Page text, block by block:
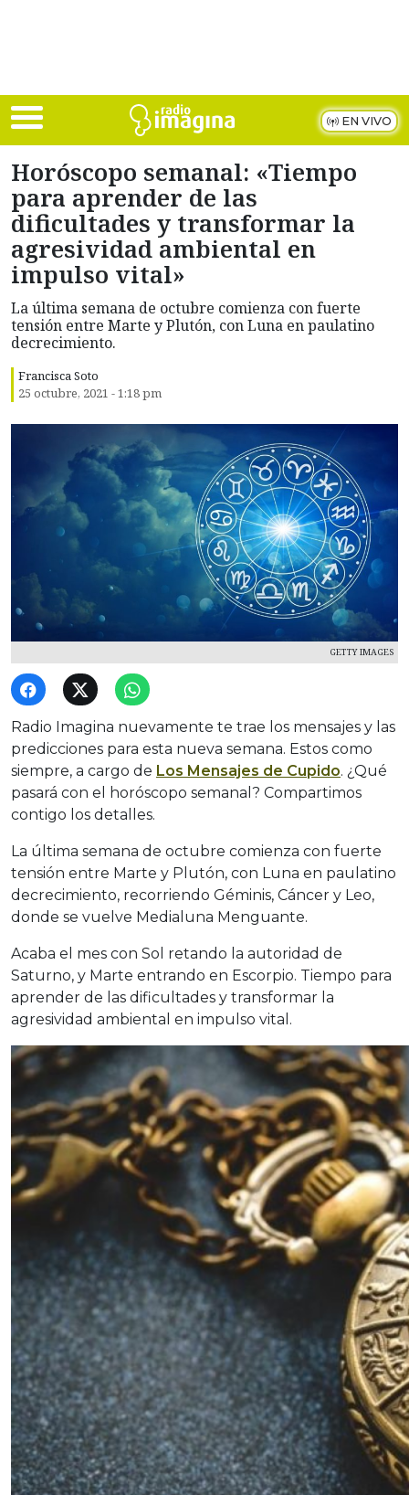
EN VIVO
Horóscopo semanal: «Tiempo
para aprender de las
dificultades y transformar la
agresividad ambiental en
impulso vital»
La última semana de octubre comienza con fuerte
tensión entre Marte y Plutón, con Luna en paulatino
decrecimiento.
Francisca Soto
25 octubre, 2021 - 1:18 pm
GETTY IMAGES
Radio Imagina nuevamente te trae los mensajes y las
predicciones para esta nueva semana. Estos como
siempre, a cargo de Los Mensajes de Cupido. ¿Qué
pasará con el horóscopo semanal? Compartimos
contigo los detalles.
La última semana de octubre comienza con fuerte
tensión entre Marte y Plutón, con Luna en paulatino
decrecimiento, recorriendo Géminis, Cáncer y Leo,
donde se vuelve Medialuna Menguante.
Acaba el mes con Sol retando la autoridad de
Saturno, y Marte entrando en Escorpio. Tiempo para
aprender de las dificultades y transformar la
agresividad ambiental en impulso vital.